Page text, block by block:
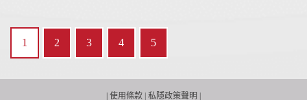
1 2 3 4 5
使用條款 私隱政策聲明